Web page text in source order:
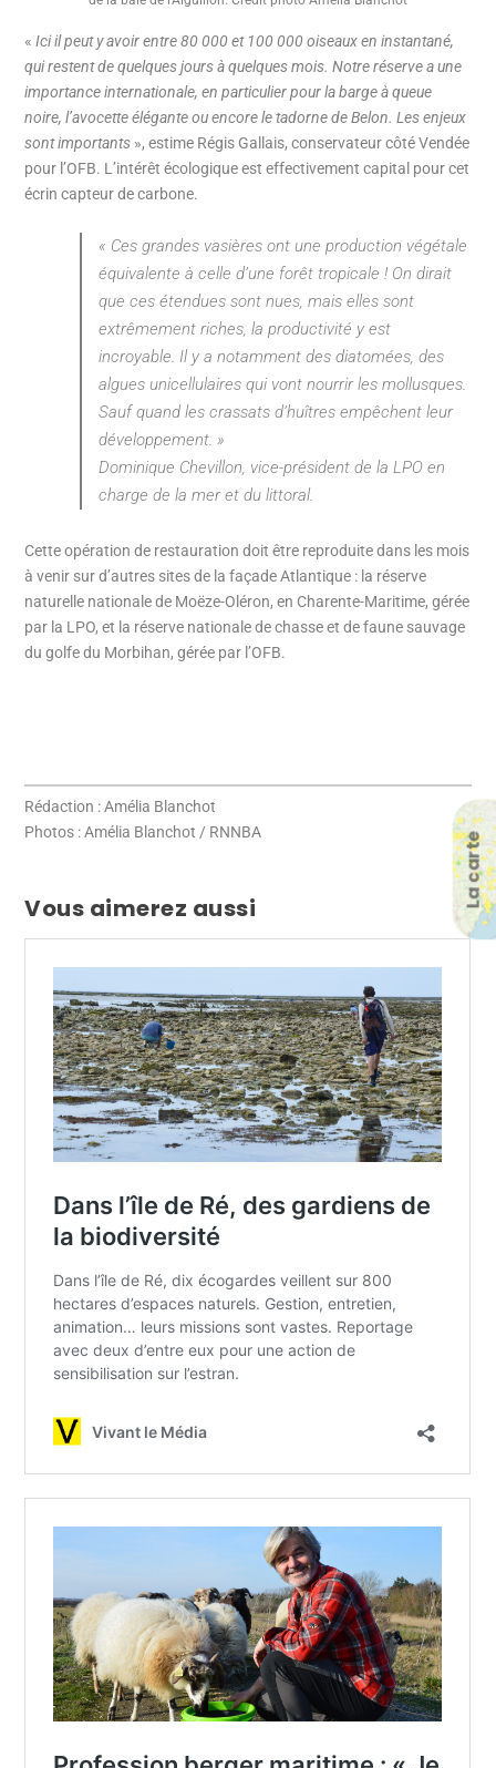
La carte
« Ici il peut y avoir entre 80 000 et 100 000 oiseaux en instantané,
qui restent de quelques jours à quelques mois. Notre réserve a une
importance internationale, en particulier pour la barge à queue
noire, l’avocette élégante ou encore le tadorne de Belon. Les enjeux
sont importants », estime Régis Gallais, conservateur côté Vendée
pour l’OFB. L’intérêt écologique est effectivement capital pour cet
écrin capteur de carbone.
« Ces grandes vasières ont une production végétale
équivalente à celle d’une forêt tropicale ! On dirait
que ces étendues sont nues, mais elles sont
extrêmement riches, la productivité y est
incroyable. Il y a notamment des diatomées, des
algues unicellulaires qui vont nourrir les mollusques.
Sauf quand les crassats d’huîtres empêchent leur
développement. »
Dominique Chevillon, vice-président de la LPO en
charge de la mer et du littoral.
Cette opération de restauration doit être reproduite dans les mois
à venir sur d’autres sites de la façade Atlantique : la réserve
naturelle nationale de Moëze-Oléron, en Charente-Maritime, gérée
par la LPO, et la réserve nationale de chasse et de faune sauvage
du golfe du Morbihan, gérée par l’OFB.
Rédaction : Amélia Blanchot
Photos : Amélia Blanchot / RNNBA
Vous aimerez aussi